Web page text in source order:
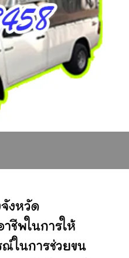
งหวัด
ชีพในการให้
ในการช่วยขน